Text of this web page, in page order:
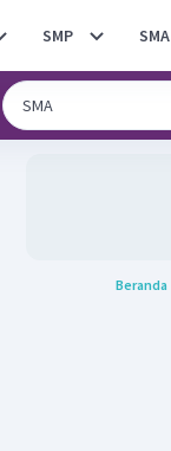
SMP SMA
Beranda